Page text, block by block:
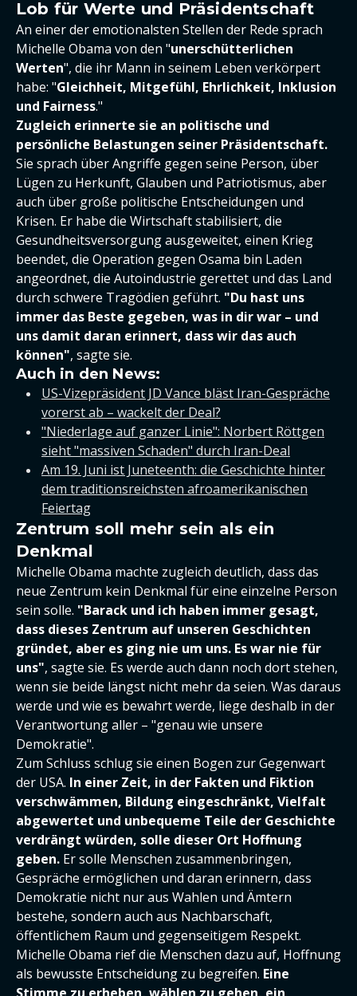
Lob für Werte und Präsidentschaft
An einer der emotionalsten Stellen der Rede sprach
Michelle Obama von den "unerschütterlichen
Werten", die ihr Mann in seinem Leben verkörpert
habe: "Gleichheit, Mitgefühl, Ehrlichkeit, Inklusion
und Fairness."
Zugleich erinnerte sie an politische und
persönliche Belastungen seiner Präsidentschaft.
Sie sprach über Angriffe gegen seine Person, über
Lügen zu Herkunft, Glauben und Patriotismus, aber
auch über große politische Entscheidungen und
Krisen. Er habe die Wirtschaft stabilisiert, die
Gesundheitsversorgung ausgeweitet, einen Krieg
beendet, die Operation gegen Osama bin Laden
angeordnet, die Autoindustrie gerettet und das Land
durch schwere Tragödien geführt. "Du hast uns
immer das Beste gegeben, was in dir war – und
uns damit daran erinnert, dass wir das auch
können", sagte sie.
Auch in den News:
US-Vizepräsident JD Vance bläst Iran-Gespräche
vorerst ab – wackelt der Deal?
"Niederlage auf ganzer Linie": Norbert Röttgen
sieht "massiven Schaden" durch Iran-Deal
Am 19. Juni ist Juneteenth: die Geschichte hinter
dem traditionsreichsten afroamerikanischen
Feiertag
Zentrum soll mehr sein als ein
Denkmal
Michelle Obama machte zugleich deutlich, dass das
neue Zentrum kein Denkmal für eine einzelne Person
sein solle. "Barack und ich haben immer gesagt,
dass dieses Zentrum auf unseren Geschichten
gründet, aber es ging nie um uns. Es war nie für
uns", sagte sie. Es werde auch dann noch dort stehen,
wenn sie beide längst nicht mehr da seien. Was daraus
werde und wie es bewahrt werde, liege deshalb in der
Verantwortung aller – "genau wie unsere
Demokratie".
Zum Schluss schlug sie einen Bogen zur Gegenwart
der USA. In einer Zeit, in der Fakten und Fiktion
verschwämmen, Bildung eingeschränkt, Vielfalt
abgewertet und unbequeme Teile der Geschichte
verdrängt würden, solle dieser Ort Hoffnung
geben. Er solle Menschen zusammenbringen,
Gespräche ermöglichen und daran erinnern, dass
Demokratie nicht nur aus Wahlen und Ämtern
bestehe, sondern auch aus Nachbarschaft,
öffentlichem Raum und gegenseitigem Respekt.
Michelle Obama rief die Menschen dazu auf, Hoffnung
als bewusste Entscheidung zu begreifen. Eine